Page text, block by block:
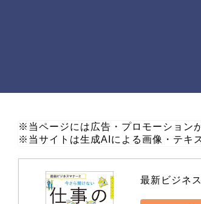
※当ページには広告・プロモーション
※当サイトは生成AIによる画像・テキ
最新ビジネ